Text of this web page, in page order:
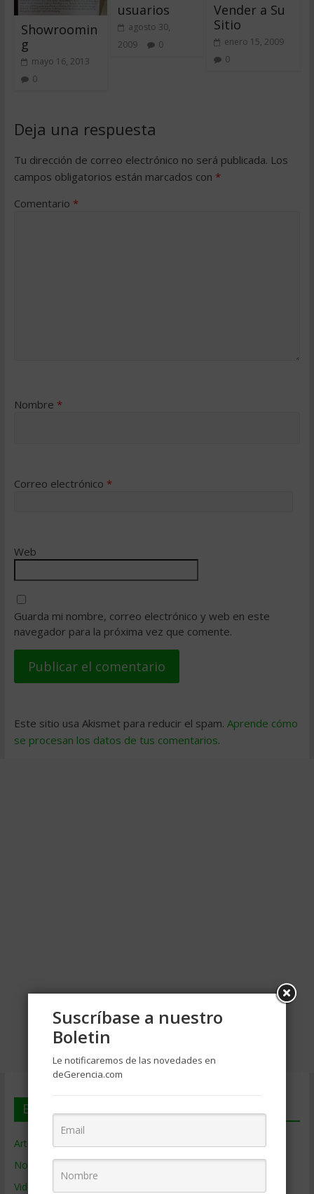
Showroomin
g
mayo 16, 2013
0
usuarios
agosto 30,
2009
0
Vender a Su
Sitio
enero 15, 2009
0
Deja una respuesta
Tu dirección de correo electrónico no será publicada. Los
campos obligatorios están marcados con *
Comentario *
Nombre *
Correo electrónico *
Web
Guarda mi nombre, correo electrónico y web en este
navegador para la próxima vez que comente.
Este sitio usa Akismet para reducir el spam. Aprende cómo
se procesan los datos de tus comentarios.
En deGerencia.com
Artículos de Gerencia
Noticias de Gerencia
Videos de Gerencia
Suscríbase a nuestro
Boletin
Le notificaremos de las novedades en
deGerencia.com